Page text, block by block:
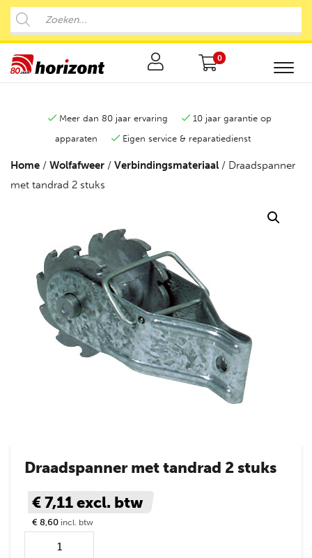
0
Meer dan 80 jaar ervaring
10 jaar garantie op
apparaten
Eigen service & reparatiedienst
Home / Wolfafweer / Verbindingsmateriaal / Draadspanner
met tandrad 2 stuks
Draadspanner met tandrad 2 stuks
€ 7,11excl. btw
€ 8,60 incl. btw